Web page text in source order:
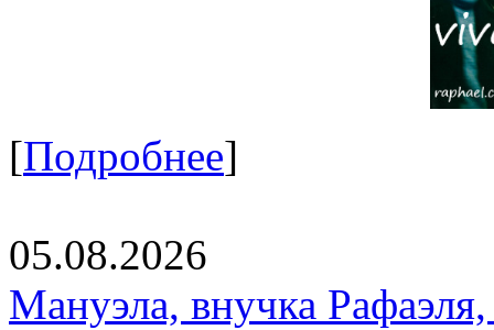
[Подробнее]
05.08.2026
Мануэла, внучка